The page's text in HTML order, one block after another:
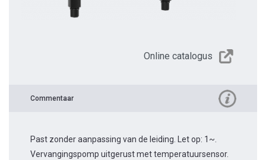
Online catalogus
Commentaar
Past zonder aanpassing van de leiding. Let op: 1~.
Vervangingspomp uitgerust met temperatuursensor.